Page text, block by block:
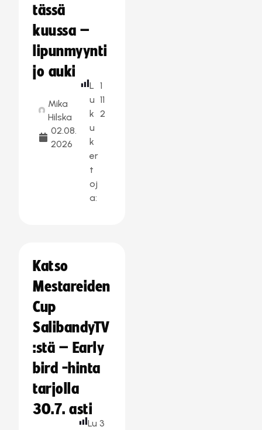
tässä
kuussa –
lipunmyynti
jo auki
Mika
Hilska
02.08.
2026
L
u
k
u
k
er
t
oj
a:
1
11
2
Katso
Mestareiden
Cup
SalibandyTV
:stä – Early
bird -hinta
tarjolla
30.7. asti
Lu 3